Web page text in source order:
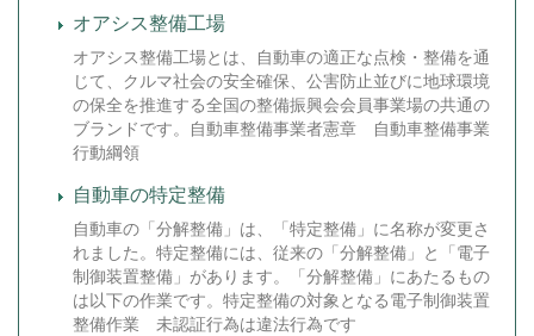
オアシス整備工場
オアシス整備工場とは、自動車の適正な点検・整備を通
じて、クルマ社会の安全確保、公害防止並びに地球環境
の保全を推進する全国の整備振興会会員事業場の共通の
ブランドです。自動車整備事業者憲章 自動車整備事業
行動綱領
自動車の特定整備
自動車の「分解整備」は、「特定整備」に名称が変更さ
れました。特定整備には、従来の「分解整備」と「電子
制御装置整備」があります。「分解整備」にあたるもの
は以下の作業です。特定整備の対象となる電子制御装置
整備作業 未認証行為は違法行為です